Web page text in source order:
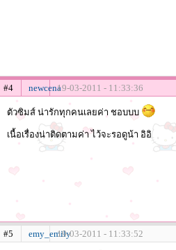
#4 newcena19-03-2011 - 11:33:36
ตัวซิมส์ น่ารักทุกคนเลยค่า ชอบบบ
เนื้อเรื่องน่าติดตามค่า ไว้จะรอดูน้า อิอิ
#5 emy_emily19-03-2011 - 11:33:52